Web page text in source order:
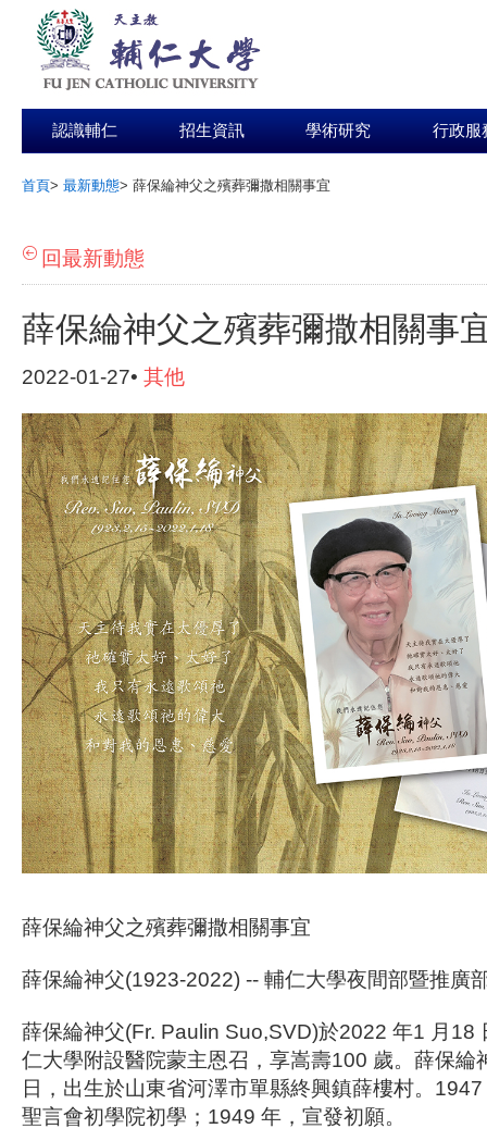
認識輔仁 招生資訊 學術研究 行政服
首頁> 最新動態> 薛保綸神父之殯葬彌撒相關事宜
回最新動態
薛保綸神父之殯葬彌撒相關事
2022-01-27• 其他
薛保綸神父之殯葬彌撒相關事宜
薛保綸神父(1923-2022) -- 輔仁大學夜間部暨推廣
薛保綸神父(Fr. Paulin Suo,SVD)於2022 年1 月18
仁大學附設醫院蒙主恩召，享嵩壽100 歲。薛保綸
日，出生於山東省河澤市單縣終興鎮薛樓村。
聖言會初學院初學；1949 年，宣發初願。